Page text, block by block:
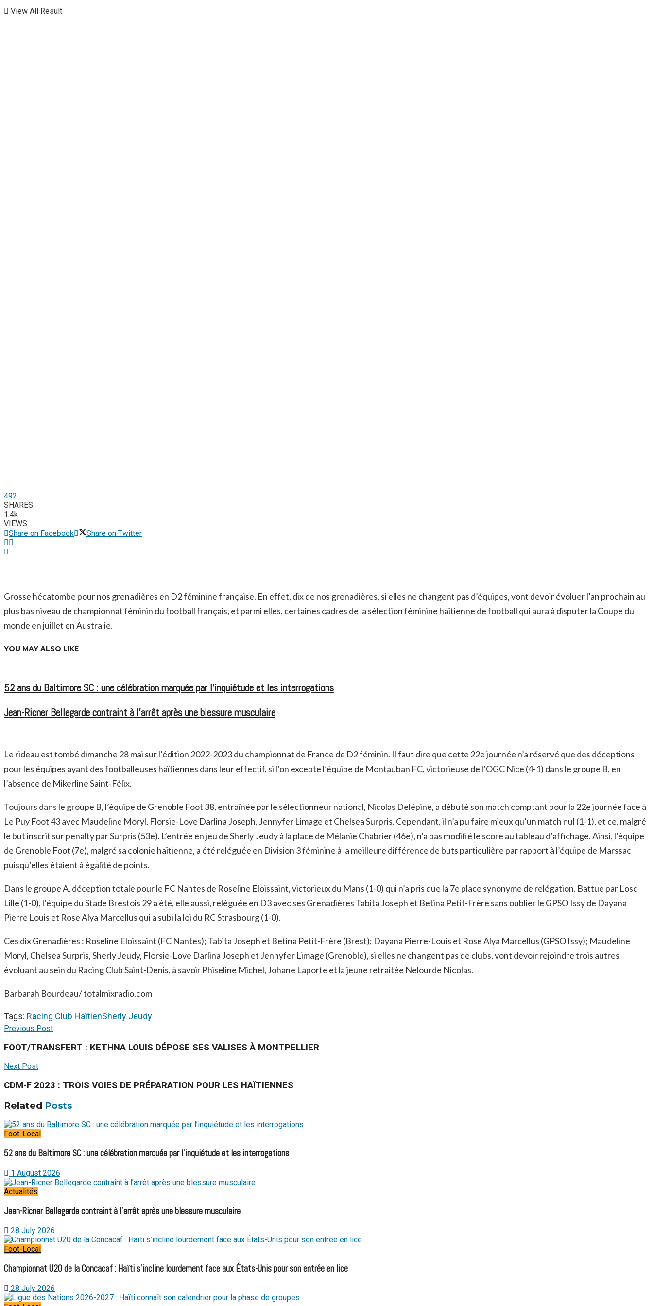
View All Result
492
SHARES
1.4k
VIEWS
Share on Facebook
Share on Twitter
Grosse hécatombe pour nos grenadières en D2 féminine française. En effet, dix de nos grenadières, si elles ne changent pas d’équipes, vont devoir évoluer l’an prochain au
plus bas niveau de championnat féminin du football français, et parmi elles, certaines cadres de la sélection féminine haïtienne de football qui aura à disputer la Coupe du
monde en juillet en Australie.
YOU MAY ALSO LIKE
52 ans du Baltimore SC : une célébration marquée par l’inquiétude et les interrogations
Jean-Ricner Bellegarde contraint à l’arrêt après une blessure musculaire
Le rideau est tombé dimanche 28 mai sur l’édition 2022-2023 du championnat de France de D2 féminin. Il faut dire que cette 22e journée n’a réservé que des déceptions
pour les équipes ayant des footballeuses haïtiennes dans leur effectif, si l’on excepte l’équipe de Montauban FC, victorieuse de l’OGC Nice (4-1) dans le groupe B, en
l’absence de Mikerline Saint-Félix.
Toujours dans le groupe B, l’équipe de Grenoble Foot 38, entraînée par le sélectionneur national, Nicolas Delépine, a débuté son match comptant pour la 22e journée face à
Le Puy Foot 43 avec Maudeline Moryl, Florsie-Love Darlina Joseph, Jennyfer Limage et Chelsea Surpris. Cependant, il n’a pu faire mieux qu’un match nul (1-1), et ce, malgré
le but inscrit sur penalty par Surpris (53e). L’entrée en jeu de Sherly Jeudy à la place de Mélanie Chabrier (46e), n’a pas modifié le score au tableau d’affichage. Ainsi, l’équipe
de Grenoble Foot (7e), malgré sa colonie haïtienne, a été reléguée en Division 3 féminine à la meilleure différence de buts particulière par rapport à l’équipe de Marssac
puisqu’elles étaient à égalité de points.
Dans le groupe A, déception totale pour le FC Nantes de Roseline Eloissaint, victorieux du Mans (1-0) qui n’a pris que la 7e place synonyme de relégation. Battue par Losc
Lille (1-0), l’équipe du Stade Brestois 29 a été, elle aussi, reléguée en D3 avec ses Grenadières Tabita Joseph et Betina Petit-Frère sans oublier le GPSO Issy de Dayana
Pierre Louis et Rose Alya Marcellus qui a subi la loi du RC Strasbourg (1-0).
Ces dix Grenadières : Roseline Eloissaint (FC Nantes); Tabita Joseph et Betina Petit-Frère (Brest); Dayana Pierre-Louis et Rose Alya Marcellus (GPSO Issy); Maudeline
Moryl, Chelsea Surpris, Sherly Jeudy, Florsie-Love Darlina Joseph et Jennyfer Limage (Grenoble), si elles ne changent pas de clubs, vont devoir rejoindre trois autres
évoluant au sein du Racing Club Saint-Denis, à savoir Phiseline Michel, Johane Laporte et la jeune retraitée Nelourde Nicolas.
Barbarah Bourdeau/ totalmixradio.com
Tags: Racing Club HaïtienSherly Jeudy
Previous Post
FOOT/TRANSFERT : KETHNA LOUIS DÉPOSE SES VALISES À MONTPELLIER
Next Post
CDM-F 2023 : TROIS VOIES DE PRÉPARATION POUR LES HAÏTIENNES
Related Posts
Foot-Local
52 ans du Baltimore SC : une célébration marquée par l’inquiétude et les interrogations
1 August 2026
Actualités
Jean-Ricner Bellegarde contraint à l’arrêt après une blessure musculaire
28 July 2026
Foot-Local
Championnat U20 de la Concacaf : Haïti s’incline lourdement face aux États-Unis pour son entrée en lice
28 July 2026